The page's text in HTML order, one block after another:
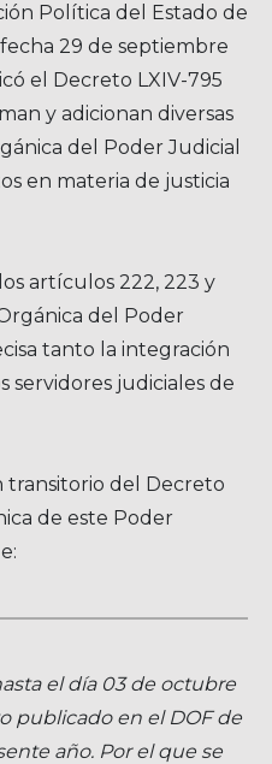
Política del Estado de
29 de septiembre
el Decreto LXIV-795
y adicionan diversas
del Poder Judicial
en materia de justicia
artículos 222, 223 y
del Poder
tanto la integración
servidores judiciales de
transitorio del Decreto
de este Poder
el día 03 de octubre
publicado en el DOF de
año. Por el que se